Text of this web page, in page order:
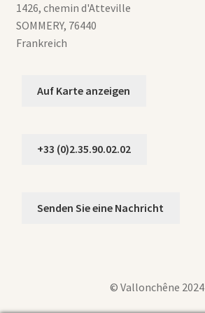
1426, chemin d'Atteville
SOMMERY, 76440
Frankreich
Auf Karte anzeigen
+33 (0)2.35.90.02.02
Senden Sie eine Nachricht
© Vallonchêne 2024